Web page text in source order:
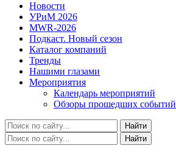
Новости
УРиМ 2026
MWR-2026
Подкаст. Новый сезон
Каталог компаний
Тренды
Нашими глазами
Мероприятия
Календарь мероприятий
Обзоры прошедших событий